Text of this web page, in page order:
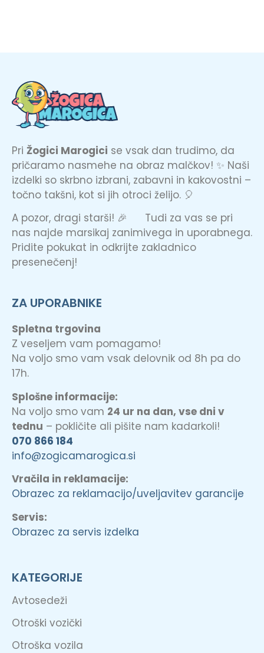
Pri Žogici Marogici se vsak dan trudimo, da
pričaramo nasmehe na obraz malčkov! ✨ Naši
izdelki so skrbno izbrani, zabavni in kakovostni –
točno takšni, kot si jih otroci želijo. 🎈
A pozor, dragi starši! 🎉 Tudi za vas se pri
nas najde marsikaj zanimivega in uporabnega.
Pridite pokukat in odkrijte zakladnico
presenečenj!
ZA UPORABNIKE
Spletna trgovina
Z veseljem vam pomagamo!
Na voljo smo vam vsak delovnik od 8h pa do
17h.
Splošne informacije:
Na voljo smo vam 24 ur na dan, vse dni v
tednu – pokličite ali pišite nam kadarkoli!
070 866 184
info@zogicamarogica.si
Vračila in reklamacije:
Obrazec za reklamacijo/uveljavitev garancije
Servis:
Obrazec za servis izdelka
KATEGORIJE
Avtosedeži
Otroški vozički
Otroška vozila